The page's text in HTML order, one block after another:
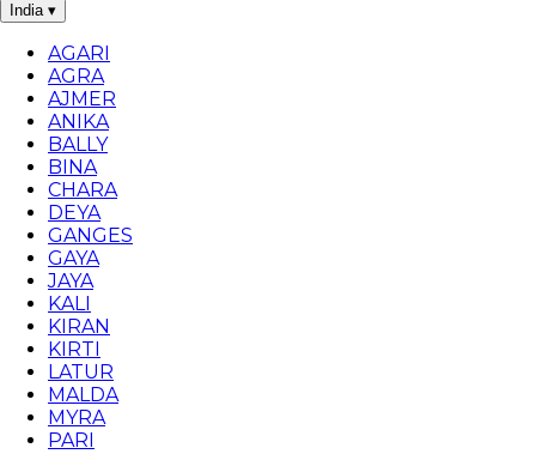
India ▾
AGARI
AGRA
AJMER
ANIKA
BALLY
BINA
CHARA
DEYA
GANGES
GAYA
JAYA
KALI
KIRAN
KIRTI
LATUR
MALDA
MYRA
PARI